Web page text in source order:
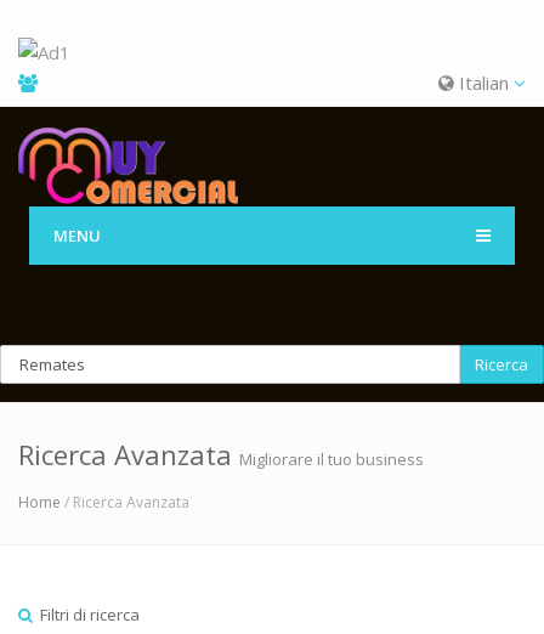
Italian
MENU
Ricerca
Ricerca Avanzata Migliorare il tuo business
Home / Ricerca Avanzata
Filtri di ricerca